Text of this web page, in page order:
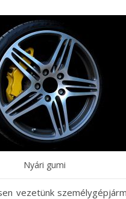
Nyári gumi
vezetünk